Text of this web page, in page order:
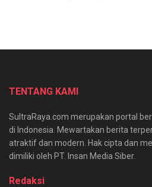
TENTANG KAMI
SultraRaya.com merupakan portal
di Indonesia. Mewartakan berita
atraktif dan modern. Hak cipta dan
dimiliki oleh PT. Insan Media Siber.
Redaksi